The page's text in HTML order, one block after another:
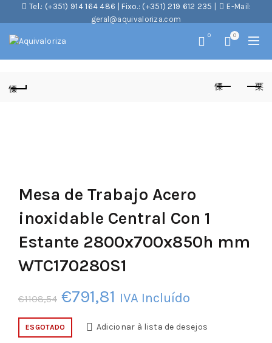
Tel.: (+351) 914 164 486 Fixo.: (+351) 219 612 235
E-Mail:
geral@aquivaloriza.com
0 0
Mesa de Trabajo Acero
inoxidable Central Con 1
Estante 2800x700x850h mm
WTC170280S1
€1108,54 O
preço
€791,81 O
preço
IVA Incluído
ESGOTADO Adicionar à lista de desejos